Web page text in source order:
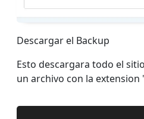
Descargar el Backup
Esto descargara todo el
un archivo con la extension